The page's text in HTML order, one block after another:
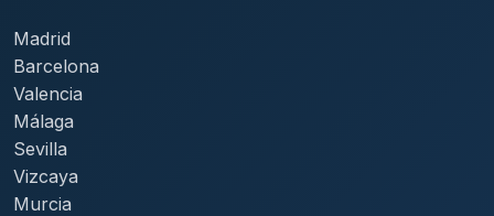
Madrid
Barcelona
Valencia
Málaga
Sevilla
Vizcaya
Murcia